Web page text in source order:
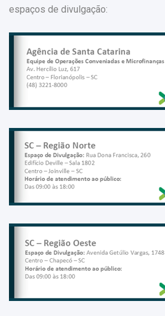
espaços de divulgação: